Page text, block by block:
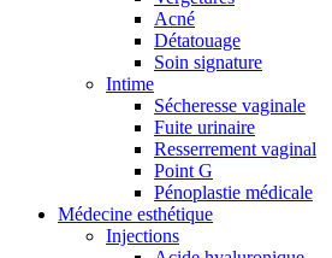
Acné
Détatouage
Soin signature
Intime
Sécheresse vaginale
Fuite urinaire
Resserrement vaginal
Point G
Pénoplastie médicale
Médecine esthétique
Injections